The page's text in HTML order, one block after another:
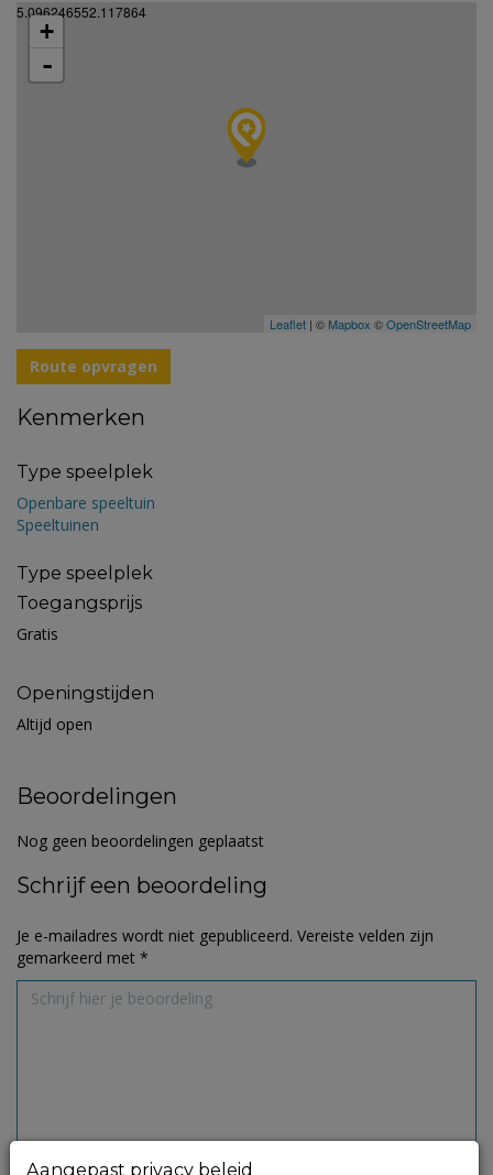
5.096246552.117864
+
-
Leaflet | © Mapbox ©OpenStreetMap
Route opvragen
Kenmerken
Type speelplek
Openbare speeltuin
Speeltuinen
Type speelplek
Toegangsprijs
Gratis
Openingstijden
Altijd open
Beoordelingen
Nog geen beoordelingen geplaatst
Schrijf een beoordeling
Je e-mailadres wordt niet gepubliceerd. Vereiste velden zijn
gemarkeerd met *
Aangepast privacy beleid